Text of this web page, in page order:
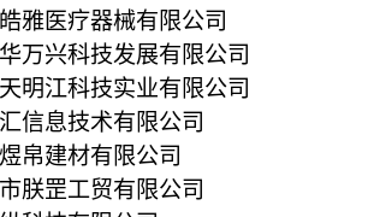
雅医疗器械有限公司
万兴科技发展有限公司
明江科技实业有限公司
信息技术有限公司
帛建材有限公司
朕罡工贸有限公司